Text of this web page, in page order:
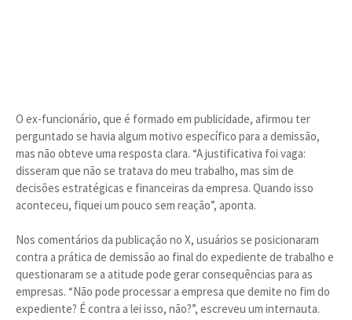
O ex-funcionário, que é formado em publicidade, afirmou ter
perguntado se havia algum motivo específico para a demissão,
mas não obteve uma resposta clara. “A justificativa foi vaga:
disseram que não se tratava do meu trabalho, mas sim de
decisões estratégicas e financeiras da empresa. Quando isso
aconteceu, fiquei um pouco sem reação”, aponta.
Nos comentários da publicação no X, usuários se posicionaram
contra a prática de demissão ao final do expediente de trabalho e
questionaram se a atitude pode gerar consequências para as
empresas. “Não pode processar a empresa que demite no fim do
expediente? É contra a lei isso, não?”, escreveu um internauta.